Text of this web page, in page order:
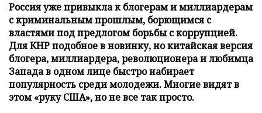
Россия уже привыкла к блогерам и миллиардерам
с криминальным прошлым, борющимся с
властями под предлогом борьбы с коррупцией.
Для КНР подобное в новинку, но китайская версия
блогера, миллиардера, революционера и любимца
Запада в одном лице быстро набирает
популярность среди молодежи. Многие видят в
этом «руку США», но не все так просто.